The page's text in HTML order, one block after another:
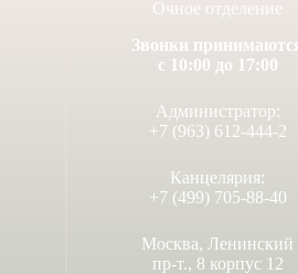
Очное отделение
Звонки
с 10:00 до 17:00
Администратор:
+7 (963) 612-444-2
Канцелярия:
+7 (499) 705-88-40
Москва, Ленинский
пр-т., 8 корпус 12